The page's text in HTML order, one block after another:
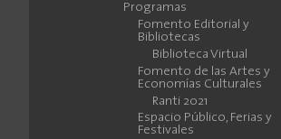
Programas
Fomento Editorial y
Bibliotecas
Biblioteca Virtual
Fomento de las Artes y
Economías Culturales
Ranti 2021
Espacio Público, Ferias y
Festivales